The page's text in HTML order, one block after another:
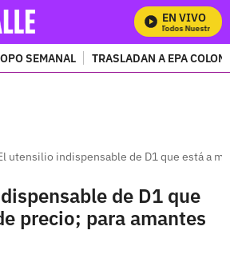
EN VIVO
Mira Todos Nuestros
SEMANAL TRASLADAN A EPA
utensilio indispensable de D1 que está a
de D1 que
precio; para amantes